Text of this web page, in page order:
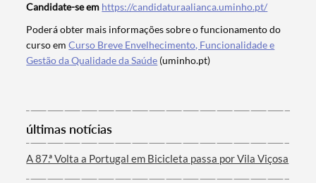
Termo de Pesquisa
Candidate-se em https://candidaturaalianca.uminho.pt/
Poderá obter mais informações sobre o funcionamento do
curso emCurso Breve Envelhecimento, Funcionalidade e
Gestão da Qualidade da Saúde (uminho.pt)
últimas notícias
A 87.ª Volta a Portugal em Bicicleta passa por Vila Viçosa